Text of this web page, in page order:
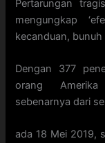
Pertarungan
mengungkap
kecanduan, bunuh
Dengan 377
orang
sebenarnya dari
ada 18 Mei 2019,